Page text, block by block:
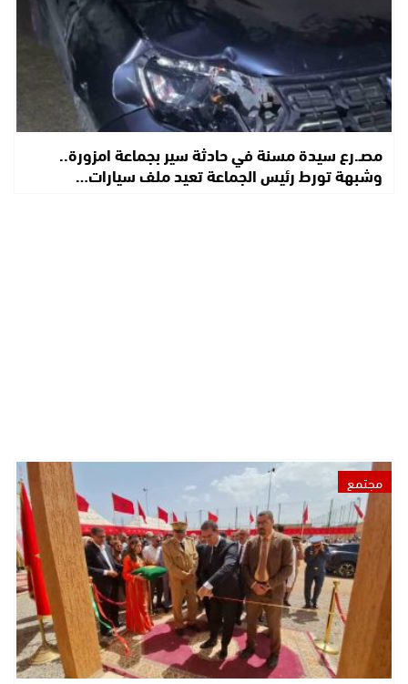
مصـ.رع سيدة مسنة في حادثة سير بجماعة امزورة..
وشبهة تورط رئيس الجماعة تعيد ملف سيارات…
مجتمع